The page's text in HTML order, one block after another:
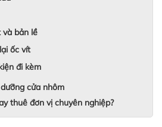
và bản lề
ốc vít
đi kèm
cửa nhôm
thuê đơn vị chuyên nghiệp?